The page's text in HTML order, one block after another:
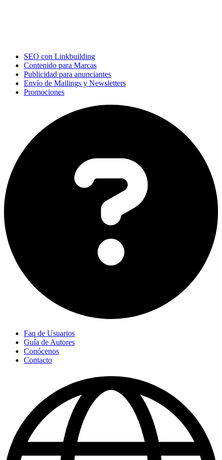
SEO con Linkbuilding
Contenido para Marcas
Publicidad para anunciantes
Envío de Mailings y Newsletters
Promociones
Faq de Usuarios
Guía de Autores
Conócenos
Contacto